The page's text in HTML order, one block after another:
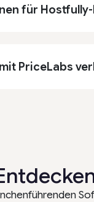
für
PriceLabs